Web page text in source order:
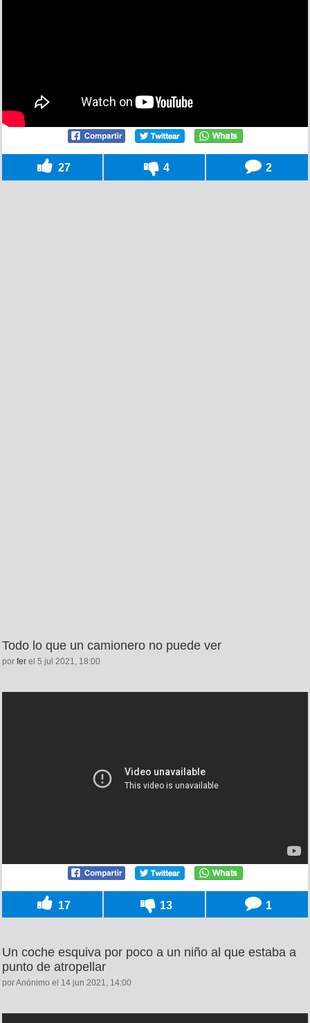
27 4 2
Todo lo que un camionero no puede ver
por fer el 5 jul 2021, 18:00
17 13 1
Un coche esquiva por poco a un niño al que estaba a
punto de atropellar
por Anónimo el 14 jun 2021, 14:00